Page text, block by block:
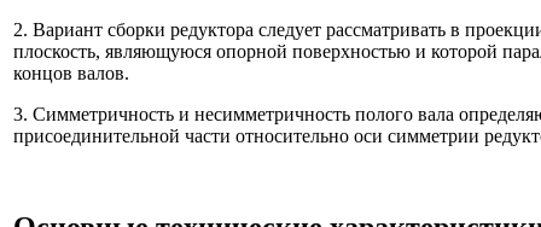
2. Вариант сборки редуктора следует рассматривать в
плоскость, являющуюся опорной поверхностью и которой
концов валов.
3. Симметричность и несимметричность полого вала
при­соединительной части относительно оси симметрии